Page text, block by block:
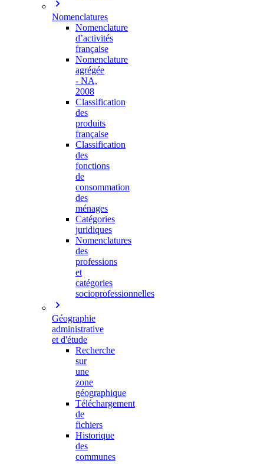
Nomenclatures
Nomenclature
d’activités
française
Nomenclature
agrégée
- NA,
2008
Classification
des
produits
française
Classification
des
fonctions
de
consommation
des
ménages
Catégories
juridiques
Nomenclatures
des
professions
et
catégories
socioprofessionnelles
Géographie
administrative
et d'étude
Recherche
sur
une
zone
géographique
Téléchargement
de
fichiers
Historique
des
communes